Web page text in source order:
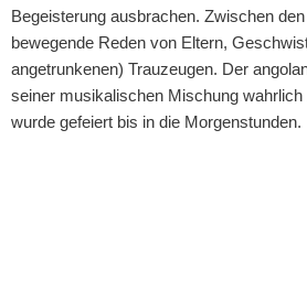
Begeisterung ausbrachen. Zwischen
bewegende Reden von Eltern,
angetrunkenen) Trauzeugen. Der
seiner musikalischen Mischung
wurde gefeiert bis in die Morgenstunden.